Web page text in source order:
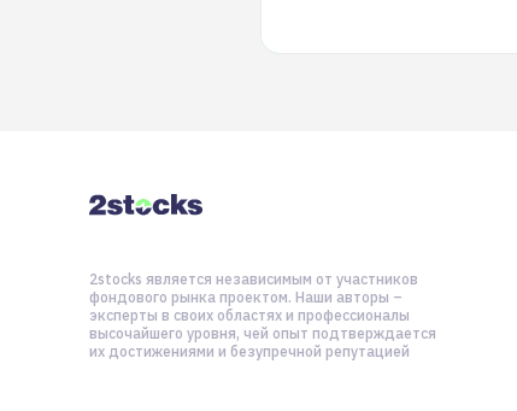
2stocks является независимым от участников
фондового рынка проектом. Наши авторы –
эксперты в своих областях и профессионалы
высочайшего уровня, чей опыт подтверждается
их достижениями и безупречной репутацией